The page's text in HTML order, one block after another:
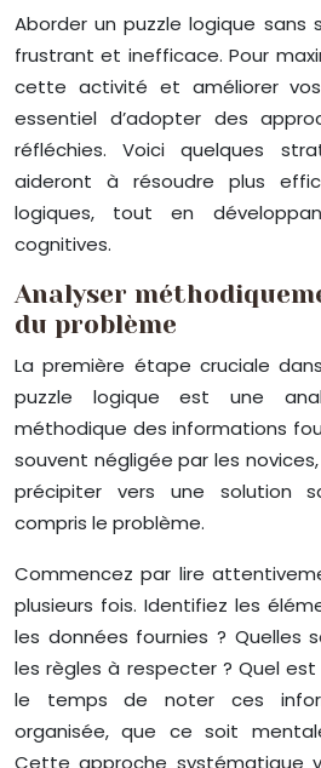
Aborder un puzzle logique sans
frustrant et inefficace. Pour
cette activité et améliorer
essentiel d’adopter des
réfléchies. Voici quelques
aideront à résoudre plus
logiques, tout en
cognitives.
Analyser
du problème
La première étape cruciale
puzzle logique est une
méthodique des informations
souvent négligée par les
précipiter vers une solution
compris le problème.
Commencez par lire
plusieurs fois. Identifiez les
les données fournies ? Quelles
les règles à respecter ? Quel est
le temps de noter ces
organisée, que ce soit
Cette approche systématique